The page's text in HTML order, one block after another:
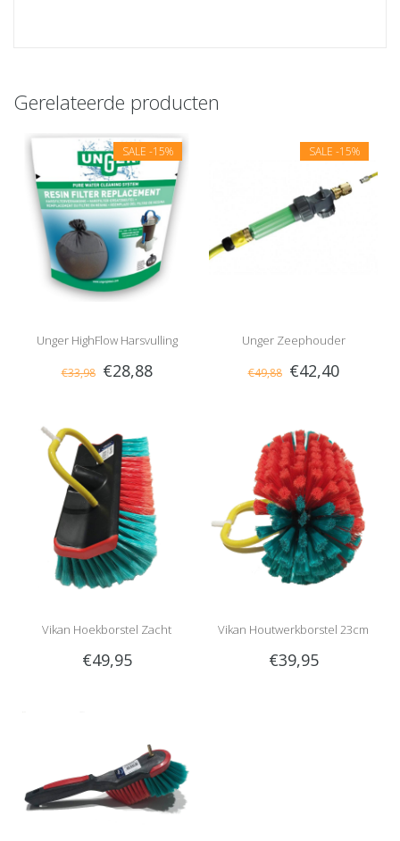
Gerelateerde producten
SALE -15%
Unger HighFlow Harsvulling
€33,98 €28,88
SALE -15%
Unger Zeephouder
€49,88 €42,40
Vikan Hoekborstel Zacht
€49,95
Vikan Houtwerkborstel 23cm
€39,95